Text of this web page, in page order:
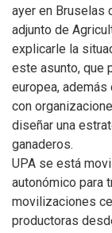
ayer en Bruselas
adjunto de
explicarle la
este asunto, que
europea, además
con
diseñar una
ganaderos.
UPA se está
autonómico para
movilizaciones
productoras